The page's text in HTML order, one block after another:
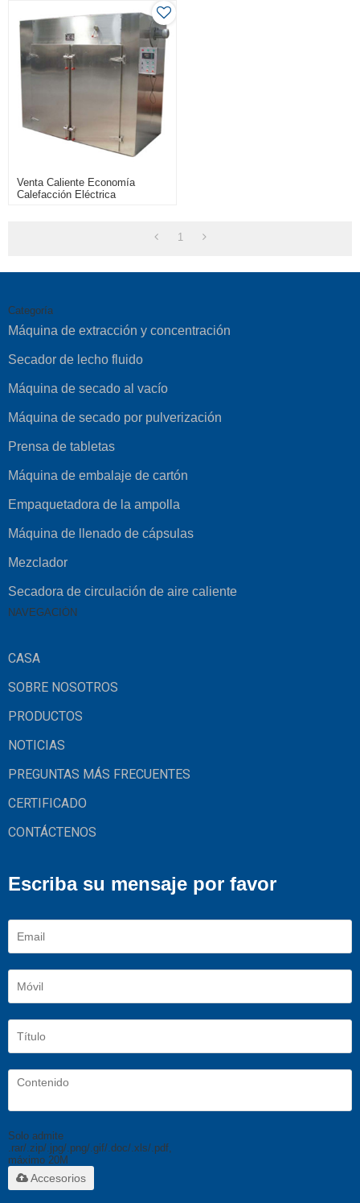
Venta Caliente Economía
Calefacción Eléctrica
1
Categoría
Máquina de extracción y concentración
Secador de lecho fluido
Máquina de secado al vacío
Máquina de secado por pulverización
Prensa de tabletas
Máquina de embalaje de cartón
Empaquetadora de la ampolla
Máquina de llenado de cápsulas
Mezclador
Secadora de circulación de aire caliente
NAVEGACIÓN
CASA
SOBRE NOSOTROS
PRODUCTOS
NOTICIAS
PREGUNTAS MÁS FRECUENTES
CERTIFICADO
CONTÁCTENOS
Escriba su mensaje por favor
Solo admite
.rar/.zip/.jpg/.png/.gif/.doc/.xls/.pdf,
máximo 20M
Accesorios